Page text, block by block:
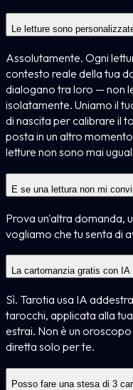
Le letture sono
Assolutamente. Ogni
contesto reale della tua
dialogano tra loro — non
isolatamente. Uniamo il
di nascita per calibrare il
posta in un altro
letture non sono mai
E se una lettura non mi
Prova un'altra domanda,
vogliamo che tu senta di
La cartomanzia gratis con IA
Sì. Tarotia usa IA
tarocchi, applicata alla
estrai. Non è un
diretta solo per te.
Posso fare una stesa di 3